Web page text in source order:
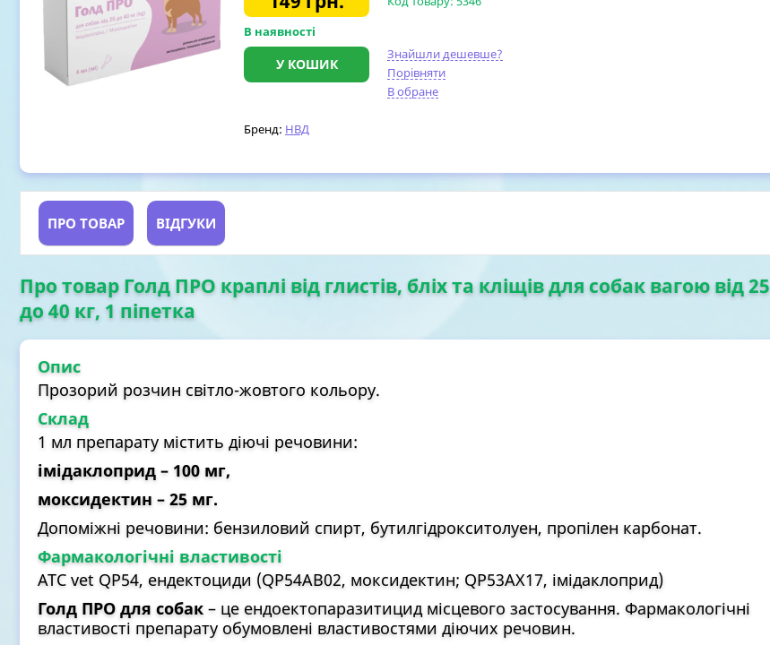
В наявності
У КОШИК
Знайшли дешевше?
Порівняти
В обране
Бренд: НВД
ПРО ТОВАР ВІДГУКИ
Про товар Голд ПРО краплі від глистів, бліх та кліщів для собак вагою від 25
до 40 кг, 1 піпетка
Опис
Прозорий розчин світло-жовтого кольору.
Склад
1 мл препарату містить діючі речовини:
імідаклоприд – 100 мг,
моксидектин – 25 мг.
Допоміжні речовини: бензиловий спирт, бутилгідрокситолуен, пропілен карбонат.
Фармакологічні властивості
АТС vet QP54, ендектоциди (QP54АВ02, моксидектин; QP53AX17, імідаклоприд)
Голд ПРО для собак – це ендоектопаразитицид місцевого застосування. Фармакологічні
властивості препарату обумовлені властивостями діючих речовин.